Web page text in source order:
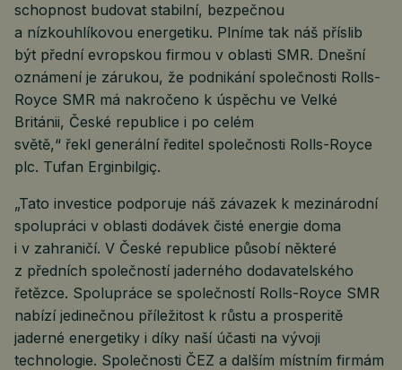
schopnost budovat stabilní, bezpečnou
a nízkouhlíkovou energetiku. Plníme tak náš příslib
být přední evropskou firmou v oblasti SMR. Dnešní
oznámení je zárukou, že podnikání společnosti Rolls-
Royce SMR má nakročeno k úspěchu ve Velké
Británii, České republice i po celém
světě,“ řekl generální ředitel společnosti Rolls-Royce
plc. Tufan Erginbilgiç.
„Tato investice podporuje náš závazek k mezinárodní
spolupráci v oblasti dodávek čisté energie doma
i v zahraničí. V České republice působí některé
z předních společností jaderného dodavatelského
řetězce. Spolupráce se společností Rolls-Royce SMR
nabízí jedinečnou příležitost k růstu a prosperitě
jaderné energetiky i díky naší účasti na vývoji
technologie. Společnosti ČEZ a dalším místním firmám